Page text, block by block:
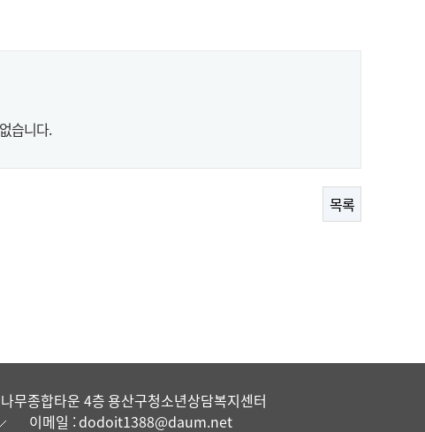
습니다.
목록
무종합타운 4층 용산구청소년상담복지센터
이메일 : dodoit1388@daum.net